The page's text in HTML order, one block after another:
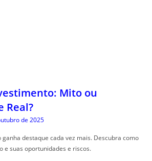
Mito ou
Real?
de 2025
ganha destaque cada vez mais. Descubra como
e suas oportunidades e riscos.